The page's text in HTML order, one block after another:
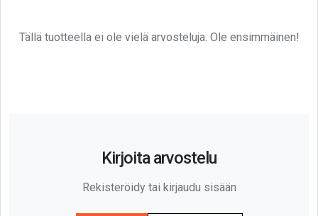
Tällä tuotteella ei ole vielä arvosteluja. Ole ensimmäinen!
Kirjoita arvostelu
Rekisteröidy tai kirjaudu sisään